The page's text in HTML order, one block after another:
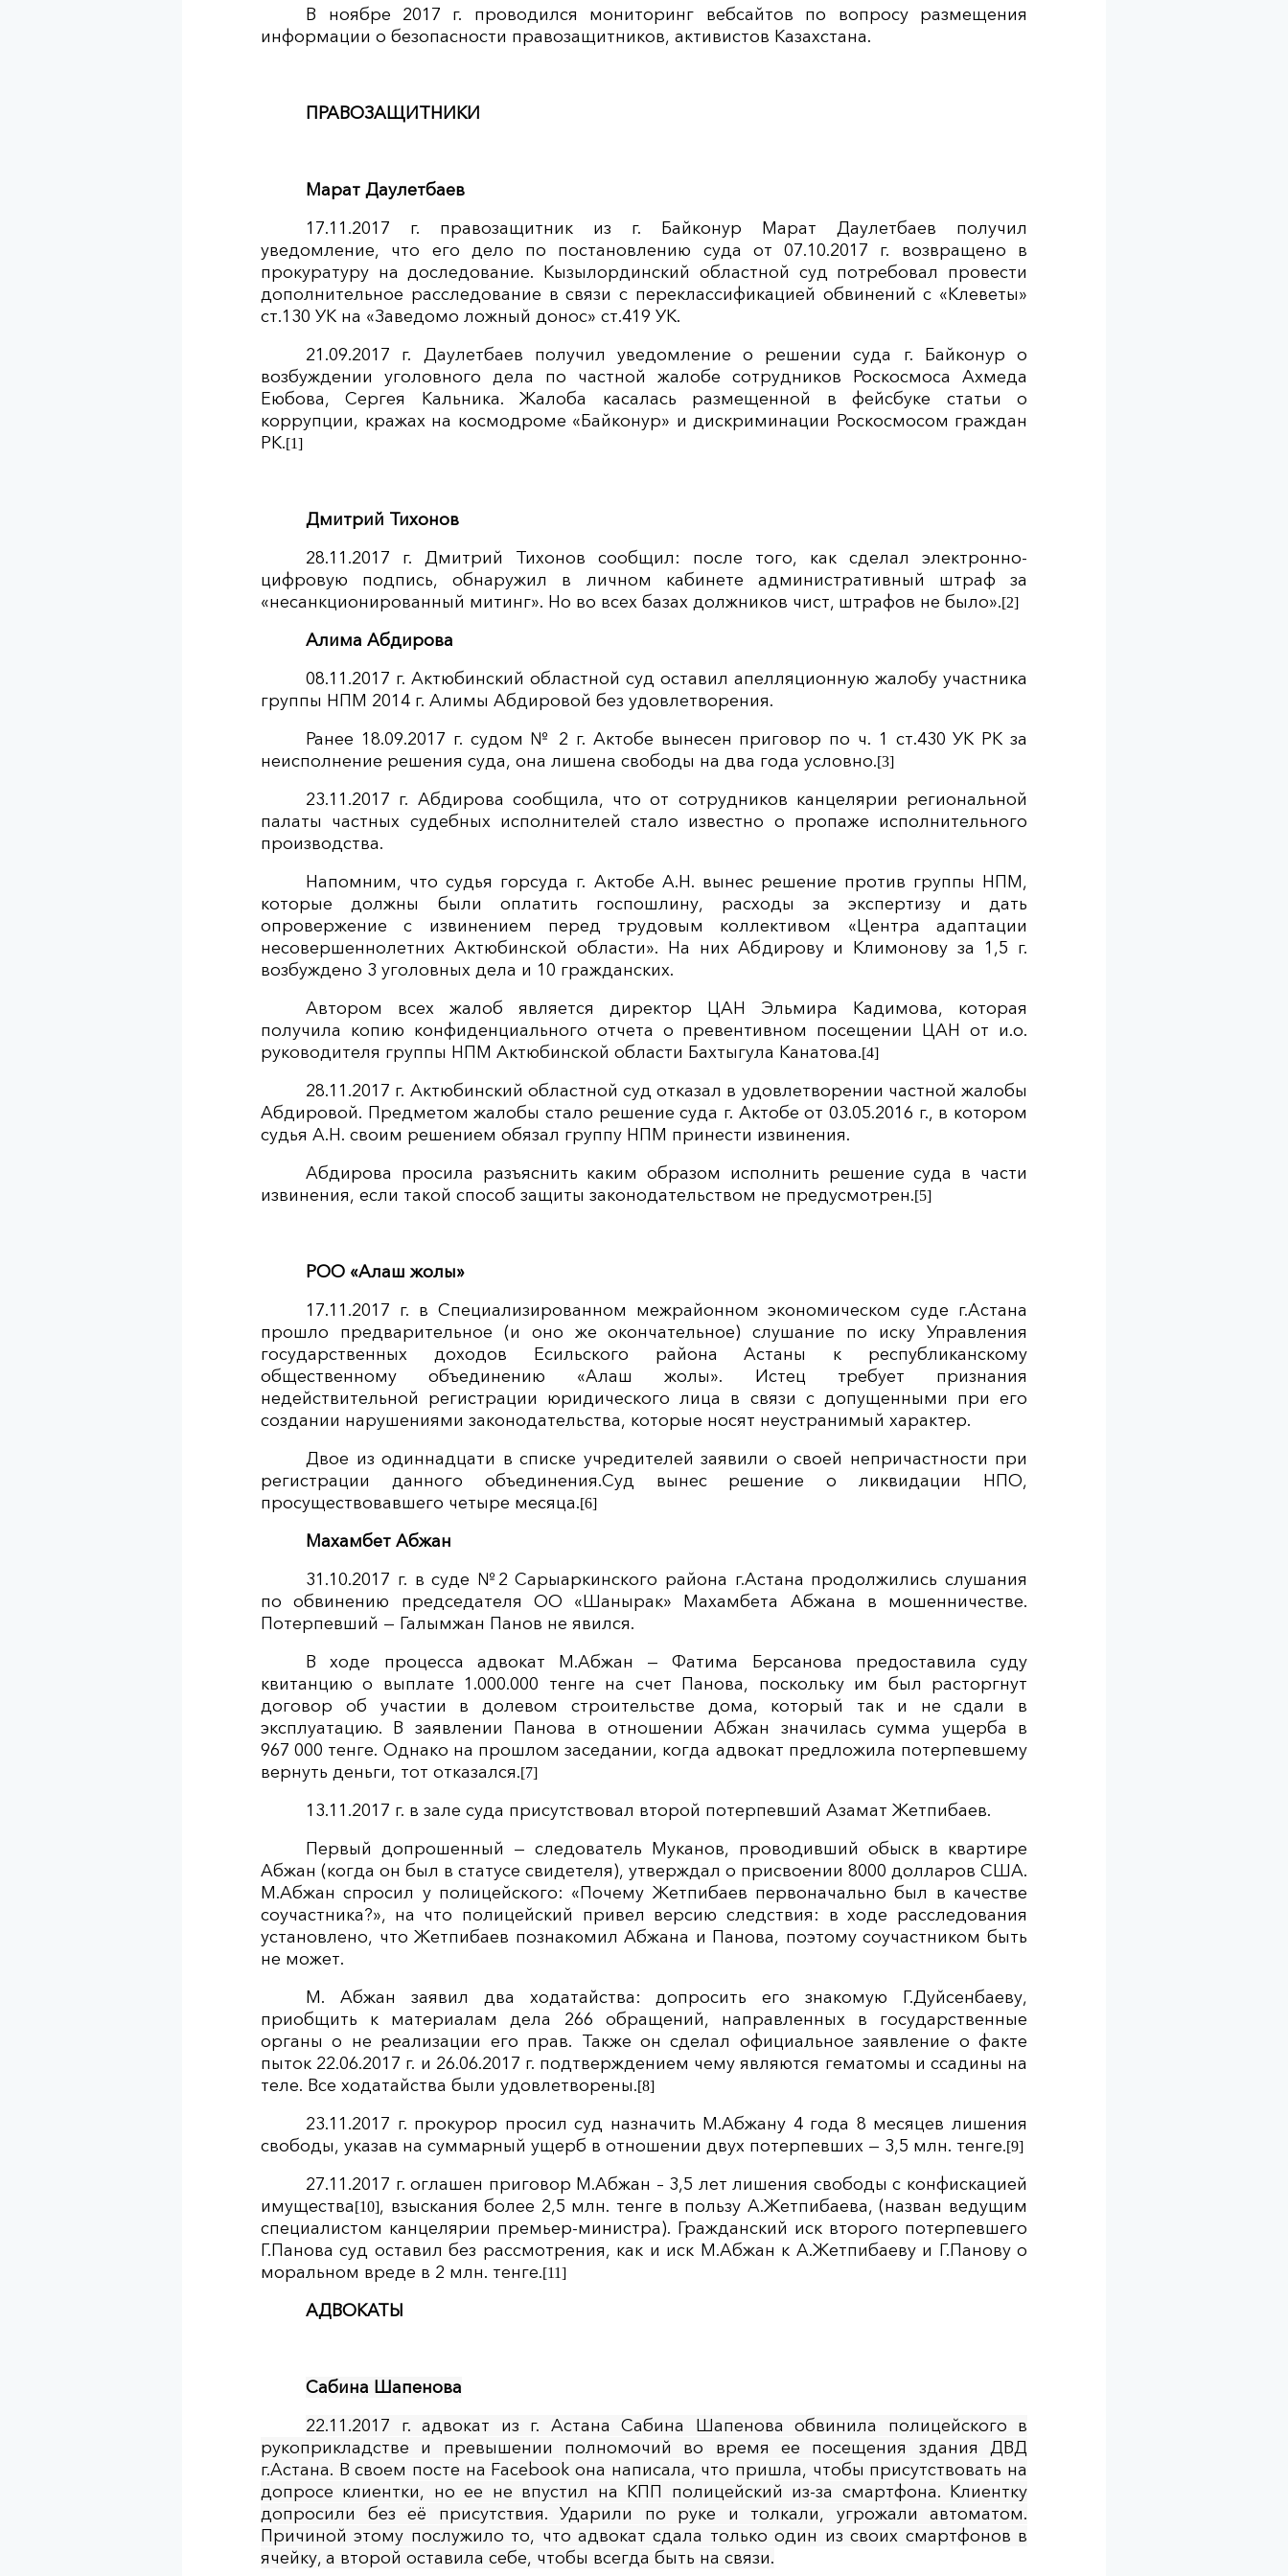
В ноябре 2017 г. проводился мониторинг вебсайтов по вопросу размещения
информации о безопасности правозащитников, активистов Казахстана.
ПРАВОЗАЩИТНИКИ
Марат Даулетбаев
17.11.2017 г. правозащитник из г. Байконур Марат Даулетбаев получил
уведомление, что его дело по постановлению суда от 07.10.2017 г. возвращено в
прокуратуру на доследование. Кызылординский областной суд потребовал провести
дополнительное расследование в связи с переклассификацией обвинений с «Клеветы»
ст.130 УК на «Заведомо ложный донос» ст.419 УК.
21.09.2017 г. Даулетбаев получил уведомление о решении суда г. Байконур о
возбуждении уголовного дела по частной жалобе сотрудников Роскосмоса Ахмеда
Еюбова, Сергея Кальника. Жалоба касалась размещенной в фейсбуке статьи о
коррупции, кражах на космодроме «Байконур» и дискриминации Роскосмосом граждан
РК.[1]
Дмитрий Тихонов
28.11.2017 г. Дмитрий Тихонов сообщил: после того, как сделал электронно-
цифровую подпись, обнаружил в личном кабинете административный штраф за
«несанкционированный митинг». Но во всех базах должников чист, штрафов не было».[2]
Алима Абдирова
08.11.2017 г. Актюбинский областной суд оставил апелляционную жалобу участника
группы НПМ 2014 г. Алимы Абдировой без удовлетворения.
Ранее 18.09.2017 г. судом № 2 г. Актобе вынесен приговор по ч. 1 ст.430 УК РК за
неисполнение решения суда, она лишена свободы на два года условно.[3]
23.11.2017 г. Абдирова сообщила, что от сотрудников канцелярии региональной
палаты частных судебных исполнителей стало известно о пропаже исполнительного
производства.
Напомним, что судья горсуда г. Актобе А.Н. вынес решение против группы НПМ,
которые должны были оплатить госпошлину, расходы за экспертизу и дать
опровержение с извинением перед трудовым коллективом «Центра адаптации
несовершеннолетних Актюбинской области». На них Абдирову и Климонову за 1,5 г.
возбуждено 3 уголовных дела и 10 гражданских.
Автором всех жалоб является директор ЦАН Эльмира Кадимова, которая
получила копию конфиденциального отчета о превентивном посещении ЦАН от и.о.
руководителя группы НПМ Актюбинской области Бахтыгула Канатова.[4]
28.11.2017 г. Актюбинский областной суд отказал в удовлетворении частной жалобы
Абдировой. Предметом жалобы стало решение суда г. Актобе от 03.05.2016 г., в котором
судья А.Н. своим решением обязал группу НПМ принести извинения.
Абдирова просила разъяснить каким образом исполнить решение суда в части
извинения, если такой способ защиты законодательством не предусмотрен.[5]
РОО «Алаш жолы»
17.11.2017 г. в Специализированном межрайонном экономическом суде г.Астана
прошло предварительное (и оно же окончательное) слушание по иску Управления
государственных доходов Есильского района Астаны к республиканскому
общественному объединению «Алаш жолы». Истец требует признания
недействительной регистрации юридического лица в связи с допущенными при его
создании нарушениями законодательства, которые носят неустранимый характер.
Двое из одиннадцати в списке учредителей заявили о своей непричастности при
регистрации данного объединения.Суд вынес решение о ликвидации НПО,
просуществовавшего четыре месяца.[6]
Махамбет Абжан
31.10.2017 г. в суде №2 Сарыаркинского района г.Астана продолжились слушания
по обвинению председателя ОО «Шанырак» Махамбета Абжана в мошенничестве.
Потерпевший — Галымжан Панов не явился.
В ходе процесса адвокат М.Абжан — Фатима Берсанова предоставила суду
квитанцию о выплате 1.000.000 тенге на счет Панова, поскольку им был расторгнут
договор об участии в долевом строительстве дома, который так и не сдали в
эксплуатацию. В заявлении Панова в отношении Абжан значилась сумма ущерба в
967 000 тенге. Однако на прошлом заседании, когда адвокат предложила потерпевшему
вернуть деньги, тот отказался.[7]
13.11.2017 г. в зале суда присутствовал второй потерпевший Азамат Жетпибаев.
Первый допрошенный — следователь Муканов, проводивший обыск в квартире
Абжан (когда он был в статусе свидетеля), утверждал о присвоении 8000 долларов США.
М.Абжан спросил у полицейского: «Почему Жетпибаев первоначально был в качестве
соучастника?», на что полицейский привел версию следствия: в ходе расследования
установлено, что Жетпибаев познакомил Абжана и Панова, поэтому соучастником быть
не может.
М. Абжан заявил два ходатайства: допросить его знакомую Г.Дуйсенбаеву,
приобщить к материалам дела 266 обращений, направленных в государственные
органы о не реализации его прав. Также он сделал официальное заявление о факте
пыток 22.06.2017 г. и 26.06.2017 г. подтверждением чему являются гематомы и ссадины на
теле. Все ходатайства были удовлетворены.[8]
23.11.2017 г. прокурор просил суд назначить М.Абжану 4 года 8 месяцев лишения
свободы, указав на суммарный ущерб в отношении двух потерпевших — 3,5 млн. тенге.[9]
27.11.2017 г. оглашен приговор М.Абжан – 3,5 лет лишения свободы с конфискацией
имущества[10], взыскания более 2,5 млн. тенге в пользу А.Жетпибаева, (назван ведущим
специалистом канцелярии премьер-министра). Гражданский иск второго потерпевшего
Г.Панова суд оставил без рассмотрения, как и иск М.Абжан к А.Жетпибаеву и Г.Панову о
моральном вреде в 2 млн. тенге.[11]
АДВОКАТЫ
Сабина Шапенова
22.11.2017 г. адвокат из г. Астана Сабина Шапенова обвинила полицейского в
рукоприкладстве и превышении полномочий во время ее посещения здания ДВД
г.Астана. В своем посте на Facebook она написала, что пришла, чтобы присутствовать на
допросе клиентки, но ее не впустил на КПП полицейский из-за смартфона. Клиентку
допросили без её присутствия. Ударили по руке и толкали, угрожали автоматом.
Причиной этому послужило то, что адвокат сдала только один из своих смартфонов в
ячейку, а второй оставила себе, чтобы всегда быть на связи.